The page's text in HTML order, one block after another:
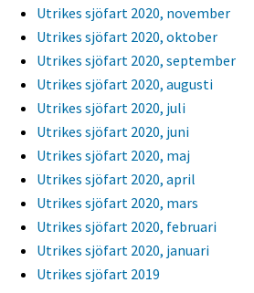
Utrikes sjöfart 2020, november
Utrikes sjöfart 2020, oktober
Utrikes sjöfart 2020, september
Utrikes sjöfart 2020, augusti
Utrikes sjöfart 2020, juli
Utrikes sjöfart 2020, juni
Utrikes sjöfart 2020, maj
Utrikes sjöfart 2020, april
Utrikes sjöfart 2020, mars
Utrikes sjöfart 2020, februari
Utrikes sjöfart 2020, januari
Utrikes sjöfart 2019